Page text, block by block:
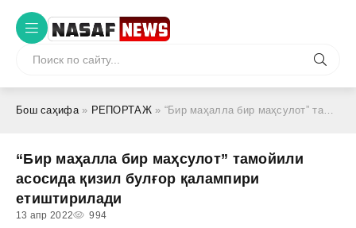
Бош саҳифа» РЕПОРТАЖ» “Бир маҳалла бир маҳсулот” тамойили асосида қизил булғор қалампири етиштирилади
“Бир маҳалла бир маҳсулот” тамойили
асосида қизил булғор қалампири
етиштирилади
13 апр 2022 994